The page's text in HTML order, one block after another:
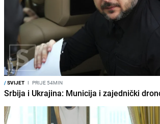
/SVIJET I PRIJE 54MIN
Srbija i Ukrajina: Municija i zajednički